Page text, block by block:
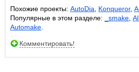
Похожие проекты: AutoDia Konqueror,
Популярные в этом разделе:
_smake
Automake
Комментировать!